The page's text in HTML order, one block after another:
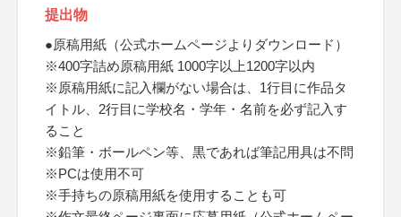
提出物
●原稿用紙（公式ホームページよりダウンロード）
※400字詰め原稿用紙 1000字以上1200字以内
※原稿用紙に記入欄がない場合は、1行目に作品タ
イトル、2行目に学校名・学年・名前を必ず記入す
ること
※鉛筆・ボールペン等、黒であれば筆記用具は不問
※PCは使用不可
※手持ちの原稿用紙を使用することも可